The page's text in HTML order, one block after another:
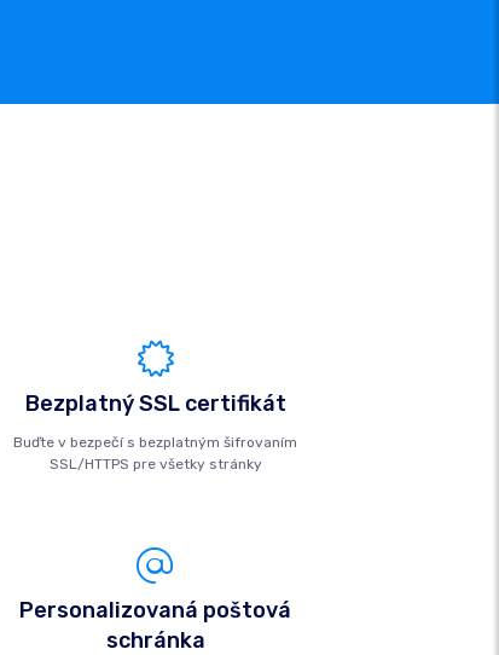
Bezplatný SSL certifikát
Buďte v bezpečí s bezplatným šifrovaním
SSL/HTTPS pre všetky stránky
Personalizovaná poštová
schránka